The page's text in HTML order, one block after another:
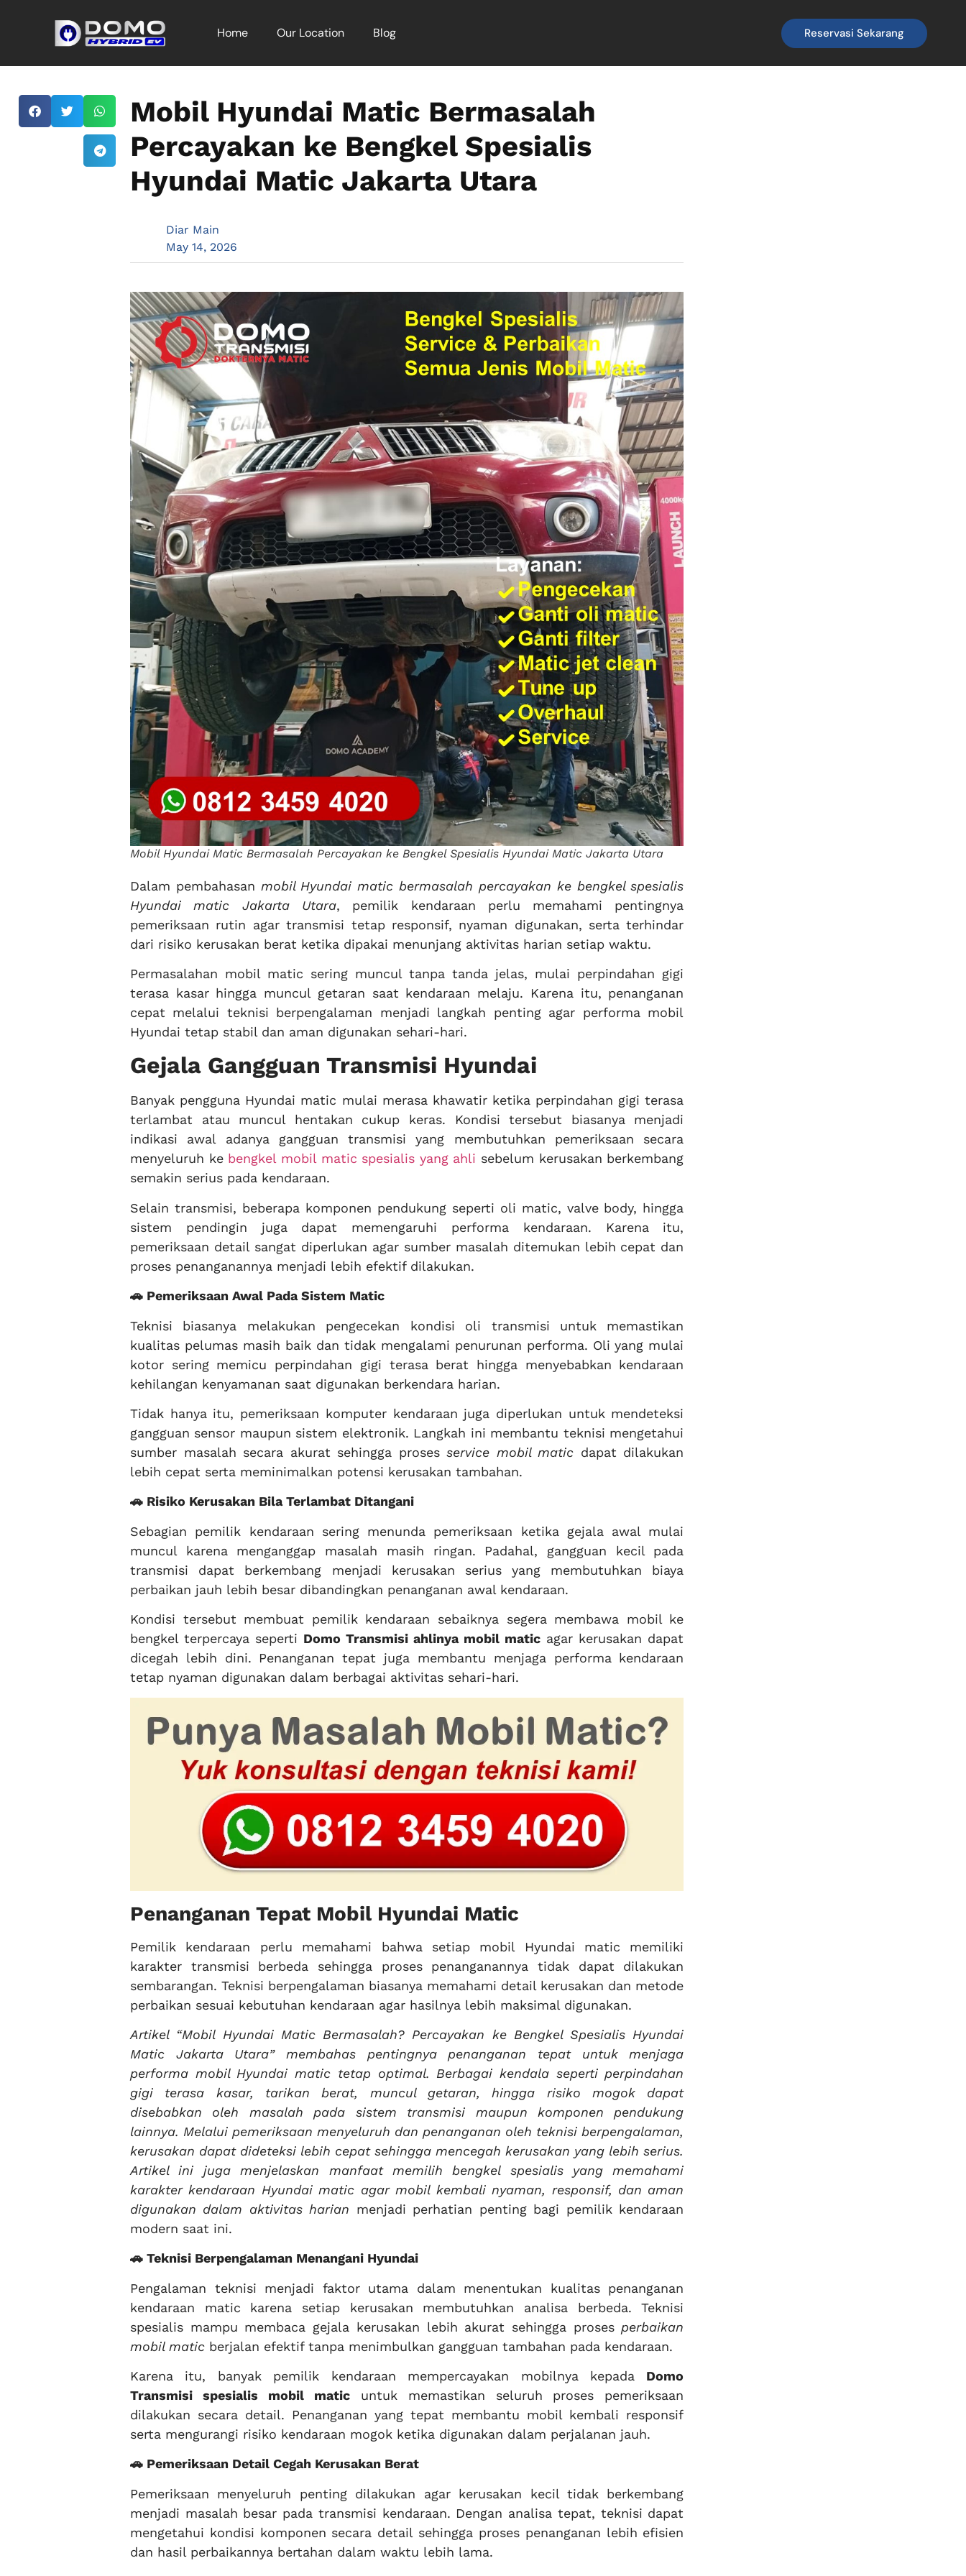
Home Our Location Blog Reservasi Sekarang
Mobil Hyundai Matic Bermasalah
Percayakan ke Bengkel Spesialis
Hyundai Matic Jakarta Utara
Diar Main
May 14, 2026
Mobil Hyundai Matic Bermasalah Percayakan ke Bengkel Spesialis Hyundai Matic Jakarta Utara
Dalam pembahasan mobil Hyundai matic bermasalah percayakan ke bengkel spesialis
Hyundai matic Jakarta Utara, pemilik kendaraan perlu memahami pentingnya
pemeriksaan rutin agar transmisi tetap responsif, nyaman digunakan, serta terhindar
dari risiko kerusakan berat ketika dipakai menunjang aktivitas harian setiap waktu.
Permasalahan mobil matic sering muncul tanpa tanda jelas, mulai perpindahan gigi
terasa kasar hingga muncul getaran saat kendaraan melaju. Karena itu, penanganan
cepat melalui teknisi berpengalaman menjadi langkah penting agar performa mobil
Hyundai tetap stabil dan aman digunakan sehari-hari.
Gejala Gangguan Transmisi Hyundai
Banyak pengguna Hyundai matic mulai merasa khawatir ketika perpindahan gigi terasa
terlambat atau muncul hentakan cukup keras. Kondisi tersebut biasanya menjadi
indikasi awal adanya gangguan transmisi yang membutuhkan pemeriksaan secara
menyeluruh ke bengkel mobil matic spesialis yang ahli sebelum kerusakan berkembang
semakin serius pada kendaraan.
Selain transmisi, beberapa komponen pendukung seperti oli matic, valve body, hingga
sistem pendingin juga dapat memengaruhi performa kendaraan. Karena itu,
pemeriksaan detail sangat diperlukan agar sumber masalah ditemukan lebih cepat dan
proses penanganannya menjadi lebih efektif dilakukan.
🚗 Pemeriksaan Awal Pada Sistem Matic
Teknisi biasanya melakukan pengecekan kondisi oli transmisi untuk memastikan
kualitas pelumas masih baik dan tidak mengalami penurunan performa. Oli yang mulai
kotor sering memicu perpindahan gigi terasa berat hingga menyebabkan kendaraan
kehilangan kenyamanan saat digunakan berkendara harian.
Tidak hanya itu, pemeriksaan komputer kendaraan juga diperlukan untuk mendeteksi
gangguan sensor maupun sistem elektronik. Langkah ini membantu teknisi mengetahui
sumber masalah secara akurat sehingga prosesservice mobil matic dapat dilakukan
lebih cepat serta meminimalkan potensi kerusakan tambahan.
🚗 Risiko Kerusakan Bila Terlambat Ditangani
Sebagian pemilik kendaraan sering menunda pemeriksaan ketika gejala awal mulai
muncul karena menganggap masalah masih ringan. Padahal, gangguan kecil pada
transmisi dapat berkembang menjadi kerusakan serius yang membutuhkan biaya
perbaikan jauh lebih besar dibandingkan penanganan awal kendaraan.
Kondisi tersebut membuat pemilik kendaraan sebaiknya segera membawa mobil ke
bengkel terpercaya seperti Domo Transmisi ahlinya mobil matic agar kerusakan dapat
dicegah lebih dini. Penanganan tepat juga membantu menjaga performa kendaraan
tetap nyaman digunakan dalam berbagai aktivitas sehari-hari.
Penanganan Tepat Mobil Hyundai Matic
Pemilik kendaraan perlu memahami bahwa setiap mobil Hyundai matic memiliki
karakter transmisi berbeda sehingga proses penanganannya tidak dapat dilakukan
sembarangan. Teknisi berpengalaman biasanya memahami detail kerusakan dan metode
perbaikan sesuai kebutuhan kendaraan agar hasilnya lebih maksimal digunakan.
Artikel “Mobil Hyundai Matic Bermasalah? Percayakan ke Bengkel Spesialis Hyundai
Matic Jakarta Utara” membahas pentingnya penanganan tepat untuk menjaga
performa mobil Hyundai matic tetap optimal. Berbagai kendala seperti perpindahan
gigi terasa kasar, tarikan berat, muncul getaran, hingga risiko mogok dapat
disebabkan oleh masalah pada sistem transmisi maupun komponen pendukung
lainnya. Melalui pemeriksaan menyeluruh dan penanganan oleh teknisi berpengalaman,
kerusakan dapat dideteksi lebih cepat sehingga mencegah kerusakan yang lebih serius.
Artikel ini juga menjelaskan manfaat memilih bengkel spesialis yang memahami
karakter kendaraan Hyundai matic agar mobil kembali nyaman, responsif, dan aman
digunakan dalam aktivitas harian menjadi perhatian penting bagi pemilik kendaraan
modern saat ini.
🚗 Teknisi Berpengalaman Menangani Hyundai
Pengalaman teknisi menjadi faktor utama dalam menentukan kualitas penanganan
kendaraan matic karena setiap kerusakan membutuhkan analisa berbeda. Teknisi
spesialis mampu membaca gejala kerusakan lebih akurat sehingga proses perbaikan
mobil matic berjalan efektif tanpa menimbulkan gangguan tambahan pada kendaraan.
Karena itu, banyak pemilik kendaraan mempercayakan mobilnya kepada Domo
Transmisi spesialis mobil maticuntuk memastikan seluruh proses pemeriksaan
dilakukan secara detail. Penanganan yang tepat membantu mobil kembali responsif
serta mengurangi risiko kendaraan mogok ketika digunakan dalam perjalanan jauh.
🚗 Pemeriksaan Detail Cegah Kerusakan Berat
Pemeriksaan menyeluruh penting dilakukan agar kerusakan kecil tidak berkembang
menjadi masalah besar pada transmisi kendaraan. Dengan analisa tepat, teknisi dapat
mengetahui kondisi komponen secara detail sehingga proses penanganan lebih efisien
dan hasil perbaikannya bertahan dalam waktu lebih lama.